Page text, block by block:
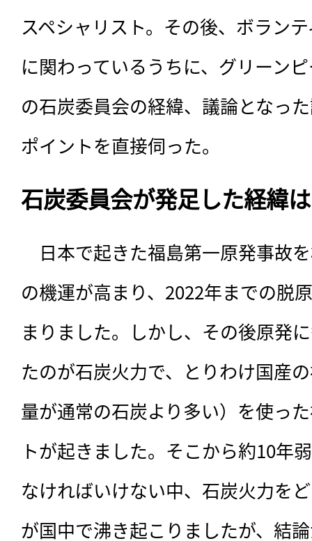
スペシャリスト。その後、ボラン
に関わっているうちに、グリーン
の石炭委員会の経緯、議論となっ
ポイントを直接伺った。
石炭委員会が発足した経緯
日本で起きた福島第一原発事故
の機運が高まり、2022年までの脱
まりました。しかし、その後原発
たのが石炭火力で、とりわけ国産
量が通常の石炭より多い）を使っ
トが起きました。そこから約10年
なければいけない中、石炭火力を
が国中で沸き起こりましたが、結